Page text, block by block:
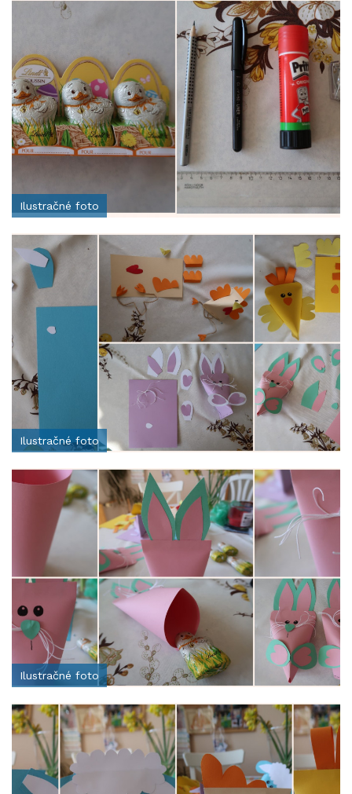
Ilustračné foto
Ilustračné foto
Ilustračné foto